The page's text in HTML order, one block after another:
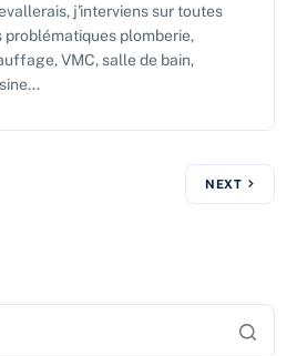
j'interviens sur toutes
problématiques plomberie,
VMC, salle de bain,
NEXT